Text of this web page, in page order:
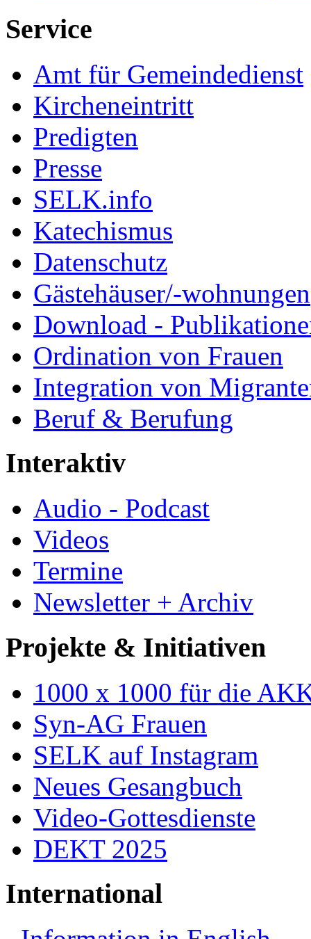
Service
Amt für Gemeindedienst
Kircheneintritt
Predigten
Presse
SELK.info
Katechismus
Datenschutz
Gästehäuser/-wohnungen
Download -
Ordination von Frauen
Integration von
Beruf & Berufung
Interaktiv
Audio - Podcast
Videos
Termine
Newsletter + Archiv
Projekte & Initiativen
1000 x 1000 für die
Syn-AG Frauen
SELK auf Instagram
Neues Gesangbuch
Video-Gottesdienste
DEKT 2025
International